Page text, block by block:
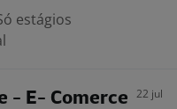
estágios
- E- Comerce 22 jul